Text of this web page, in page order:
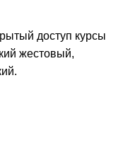
доступ курсы
жестовый,